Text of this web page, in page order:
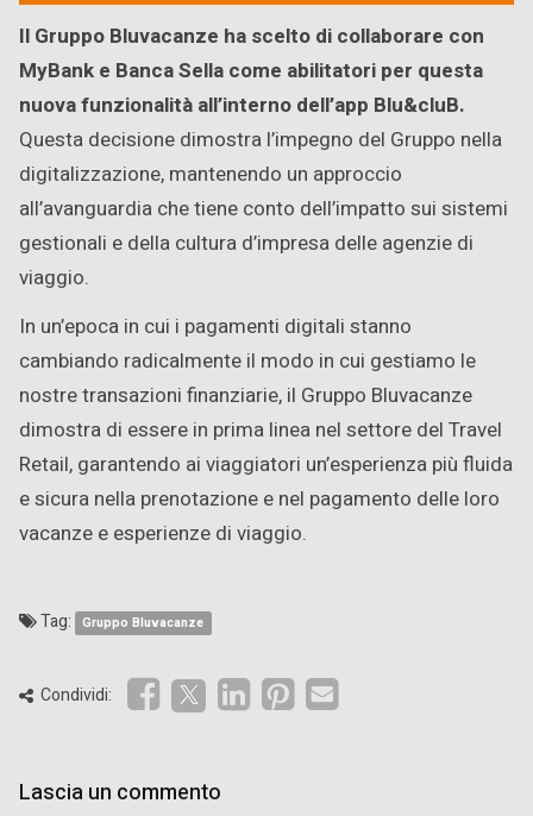
Il Gruppo Bluvacanze ha scelto di collaborare con
MyBank e Banca Sella come abilitatori per questa
nuova funzionalità all’interno dell’app Blu&cluB.
Questa decisione dimostra l’impegno del Gruppo nella
digitalizzazione, mantenendo un approccio
all’avanguardia che tiene conto dell’impatto sui sistemi
gestionali e della cultura d’impresa delle agenzie di
viaggio.
In un’epoca in cui i pagamenti digitali stanno
cambiando radicalmente il modo in cui gestiamo le
nostre transazioni finanziarie, il Gruppo Bluvacanze
dimostra di essere in prima linea nel settore del Travel
Retail, garantendo ai viaggiatori un’esperienza più fluida
e sicura nella prenotazione e nel pagamento delle loro
vacanze e esperienze di viaggio.
Tag: Gruppo Bluvacanze
Condividi:
Lascia un commento